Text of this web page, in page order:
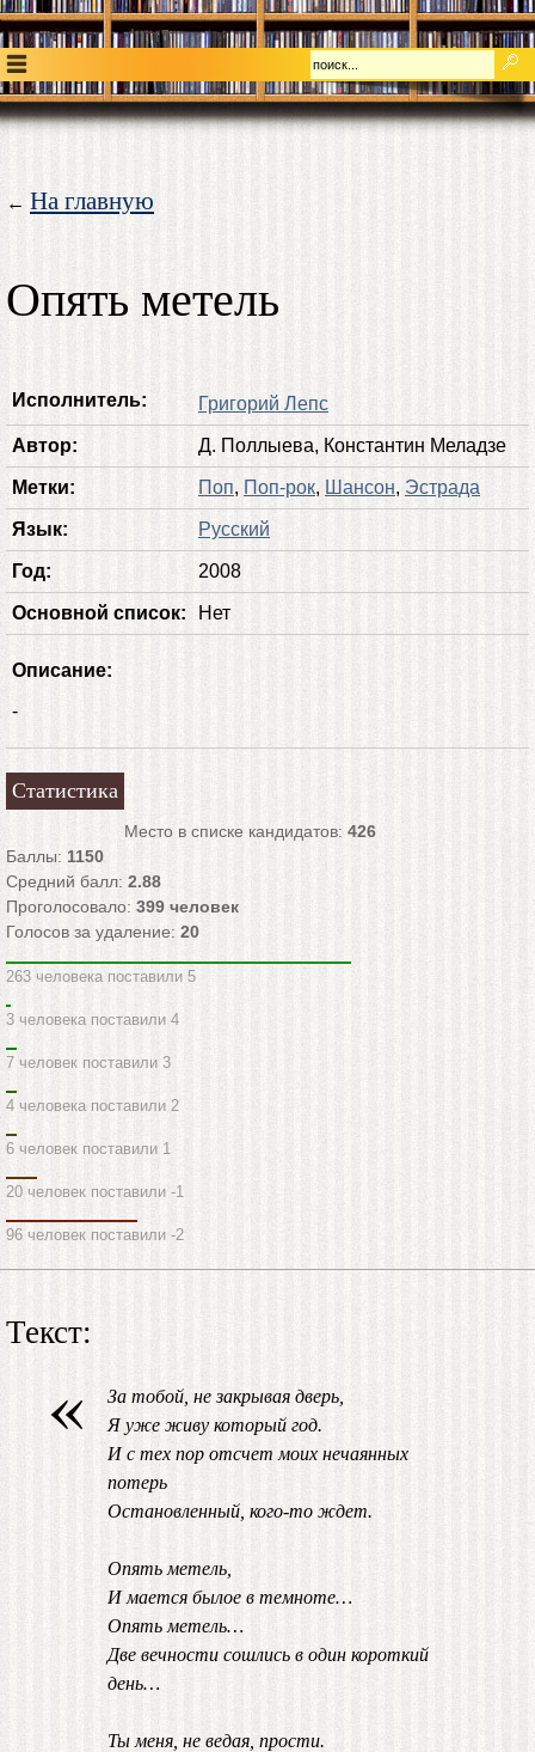
← На главную
Опять метель
Исполнитель: Григорий Лепс
Автор: Д. Поллыева, Константин Меладзе
Метки: Поп, Поп-рок, Шансон, Эстрада
Язык: Русский
Год: 2008
Основной список: Нет
Описание:
-
Статистика
Место в списке кандидатов: 426
Баллы: 1150
Средний балл: 2.88
Проголосовало: 399 человек
Голосов за удаление: 20
263 человека поставили 5
3 человека поставили 4
7 человек поставили 3
4 человека поставили 2
6 человек поставили 1
20 человек поставили -1
96 человек поставили -2
Текст:
«
За тобой, не закрывая дверь,
Я уже живу который год.
И с тех пор отсчет моих нечаянных
потерь
Остановленный, кого-то ждет.
Опять метель,
И мается былое в темноте…
Опять метель…
Две вечности сошлись в один короткий
день…
Ты меня, не ведая, прости.